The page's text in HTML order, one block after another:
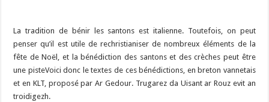
La tradition de bénir les santons est italienne. Toutefois, on peut
penser qu’il est utile de rechristianiser de nombreux éléments de la
fête de Noël, et la bénédiction des santons et des crèches peut être
une pisteVoici donc le textes de ces bénédictions, en breton vannetais
et en KLT, proposé par Ar Gedour. Trugarez da Uisant ar Rouz evit an
troidigezh.